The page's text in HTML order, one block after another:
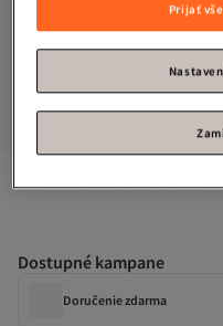
Calvin KleinKabelka Black
Dostupné kampane
Doručenie zdarma
Prijať